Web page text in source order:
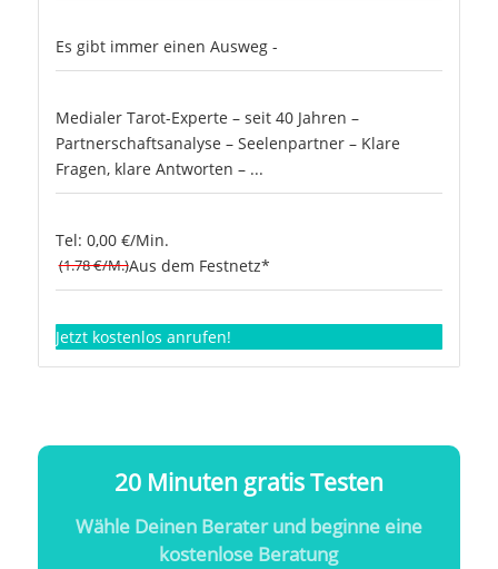
Es gibt immer einen Ausweg -
Medialer Tarot-Experte – seit 40 Jahren –
Partnerschaftsanalyse – Seelenpartner – Klare
Fragen, klare Antworten – ...
Tel: 0,00 €/Min.
(1.78 €/M.)Aus dem Festnetz*
Jetzt kostenlos anrufen!
20 Minuten gratis Testen
Wähle Deinen Berater und beginne eine
kostenlose Beratung